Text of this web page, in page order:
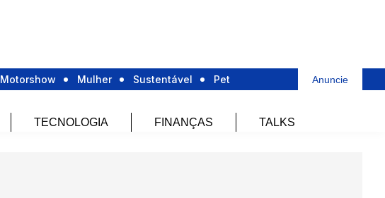
Motorshow Mulher Sustentável Pet Anuncie
TECNOLOGIA FINANÇAS TALKS